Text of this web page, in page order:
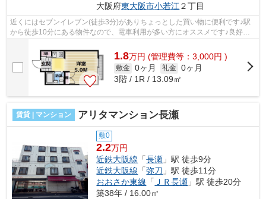
大阪府東大阪市小若江 ２丁目
近くにはセブンイレブン(徒歩3分)がありちょっとした買い物に便利です♪駅
から徒歩10分にある物件なので、電車利用が多い方にオススメです♪良好な
陽当りが好評の、魅力溢れる一押しの物...
1.8万円 (管理費等：3,000円 )
敷金 0ヶ月 礼金 0ヶ月
3階 / 1R / 13.09㎡
賃貸 | マンション アリタマンション長瀬
敷0
2.2万円
近鉄大阪線 「長瀬 」駅 徒歩9分
近鉄大阪線 「弥刀 」駅 徒歩11分
おおさか東線 「 ＪＲ長瀬 」駅 徒歩20分
築38年 / 16.00㎡